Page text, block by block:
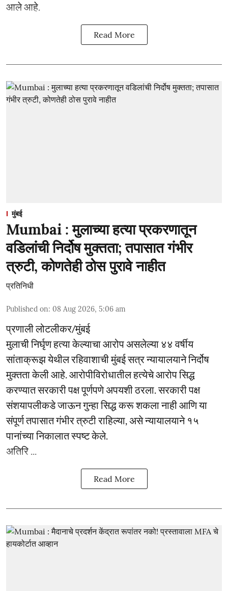
आले आहे.
Read More
मुंबई
Mumbai : मुलाच्या हत्या प्रकरणातून
वडिलांची निर्दोष मुक्तता; तपासात गंभीर
त्रुटी, कोणतेही ठोस पुरावे नाहीत
प्रतिनिधी
Published on: 08 Aug 2026, 5:06 am
प्रणाली लोटलीकर/मुंबई
मुलाची निर्घृण हत्या केल्याचा आरोप असलेल्या ४४ वर्षीय
सांताक्रूझ येथील रहिवाशाची मुंबई सत्र न्यायालयाने निर्दोष
मुक्तता केली आहे. आरोपीविरोधातील हत्येचे आरोप सिद्ध
करण्यात सरकारी पक्ष पूर्णपणे अपयशी ठरला. सरकारी पक्ष
संशयापलीकडे जाऊन गुन्हा सिद्ध करू शकला नाही आणि या
संपूर्ण तपासात गंभीर त्रुटी राहिल्या, असे न्यायालयाने १५
पानांच्या निकालात स्पष्ट केले.
अतिरि ...
Read More